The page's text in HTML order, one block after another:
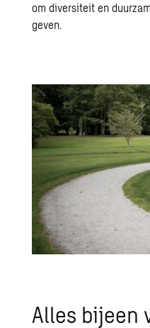
om diversiteit en
geven.
Alles bijeen